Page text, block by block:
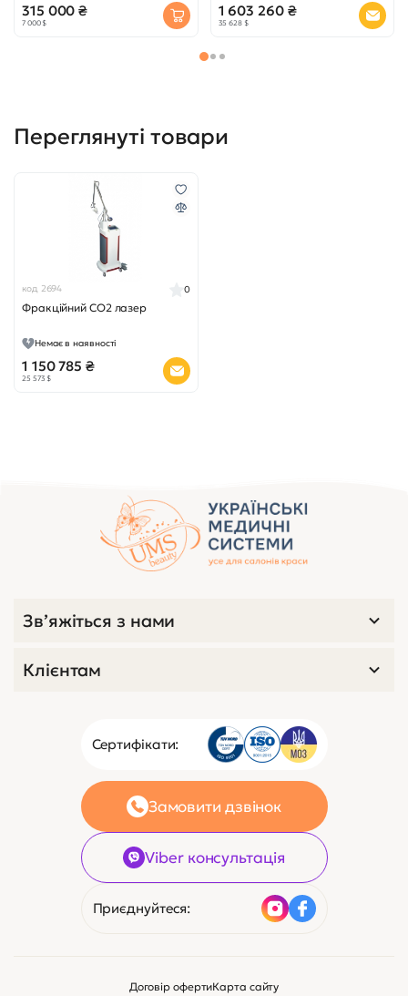
315 000 ₴
7 000 $
1 603 260 ₴
35 628 $
Переглянуті товари
код 2694
Фракційний CO2 лазер
0
Немає в наявності
1 150 785 ₴
25 573 $
Сертифікати:
Замовити дзвінок
Viber консультація
Приєднуйтеся:
Зв’яжіться з нами
Клієнтам
Договір офертиКарта сайту